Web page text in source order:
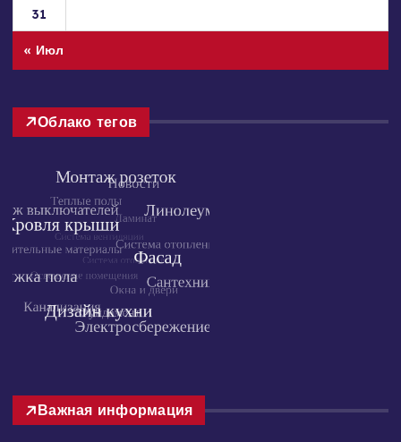
31
« Июл
Облако тегов
Важная информация